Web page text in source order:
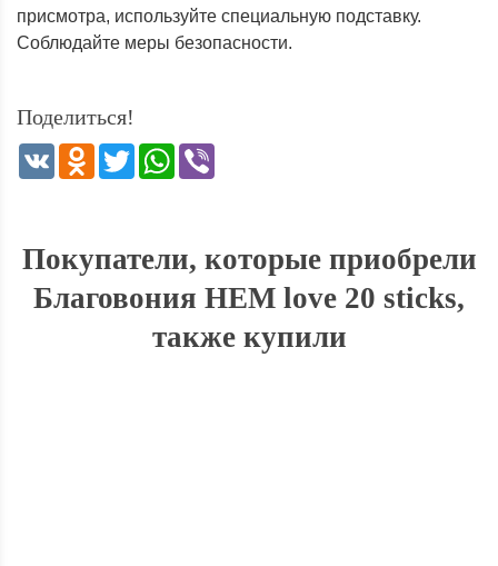
присмотра, используйте специальную подставку.
Соблюдайте меры безопасности.
Поделиться!
VK Odnoklassniki
TwitterWhatsApp
Покупатели, которые приобрели
Благовония HEM love 20 sticks,
также купили